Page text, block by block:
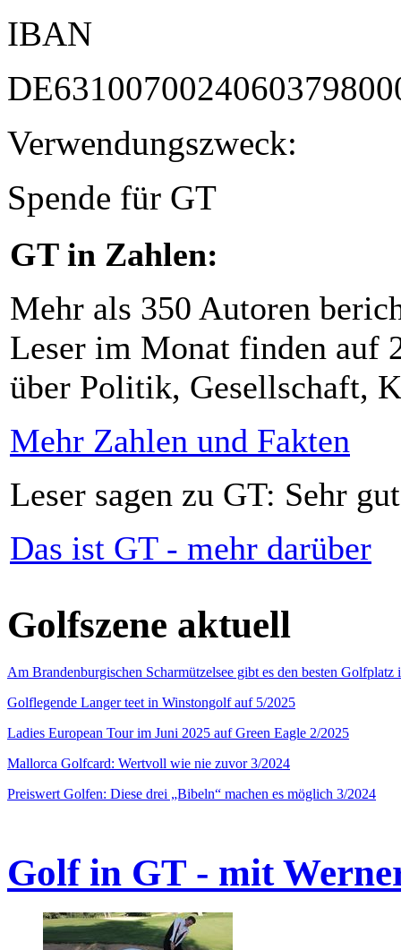
IBAN
Verwendungszweck:
Spende für GT
GT in Zahlen:
Mehr als 350 Autoren
Leser im Monat finden auf
über Politik, Gesellschaft,
Mehr Zahlen und Fakten
Leser sagen zu GT: Sehr
Das ist GT - mehr darüber
Golfszene aktuell
Am Brandenburgischen Scharmützelsee gibt es den besten
Golflegende Langer teet in Winstongolf auf 5/2025
Ladies European Tour im Juni 2025 auf Green Eagle 2/2025
Mallorca Golfcard: Wertvoll wie nie zuvor 3/2024
Preiswert Golfen: Diese drei „Bibeln“ machen es möglich 3/2024
Golf in GT - mit